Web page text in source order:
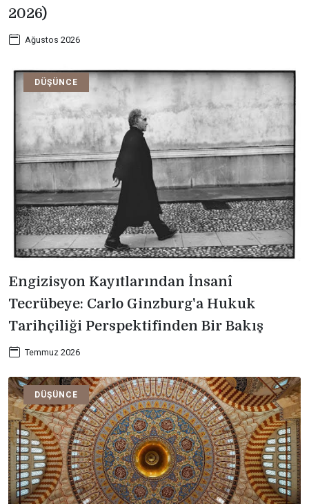
2026)
Ağustos 2026
DÜŞÜNCE
Engizisyon Kayıtlarından İnsanî
Tecrübeye: Carlo Ginzburg'a Hukuk
Tarihçiliği Perspektifinden Bir Bakış
Temmuz 2026
DÜŞÜNCE